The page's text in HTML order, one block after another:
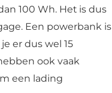
100 Wh. Het is dus
Een powerbank is
er dus wel 15
ook vaak
een lading